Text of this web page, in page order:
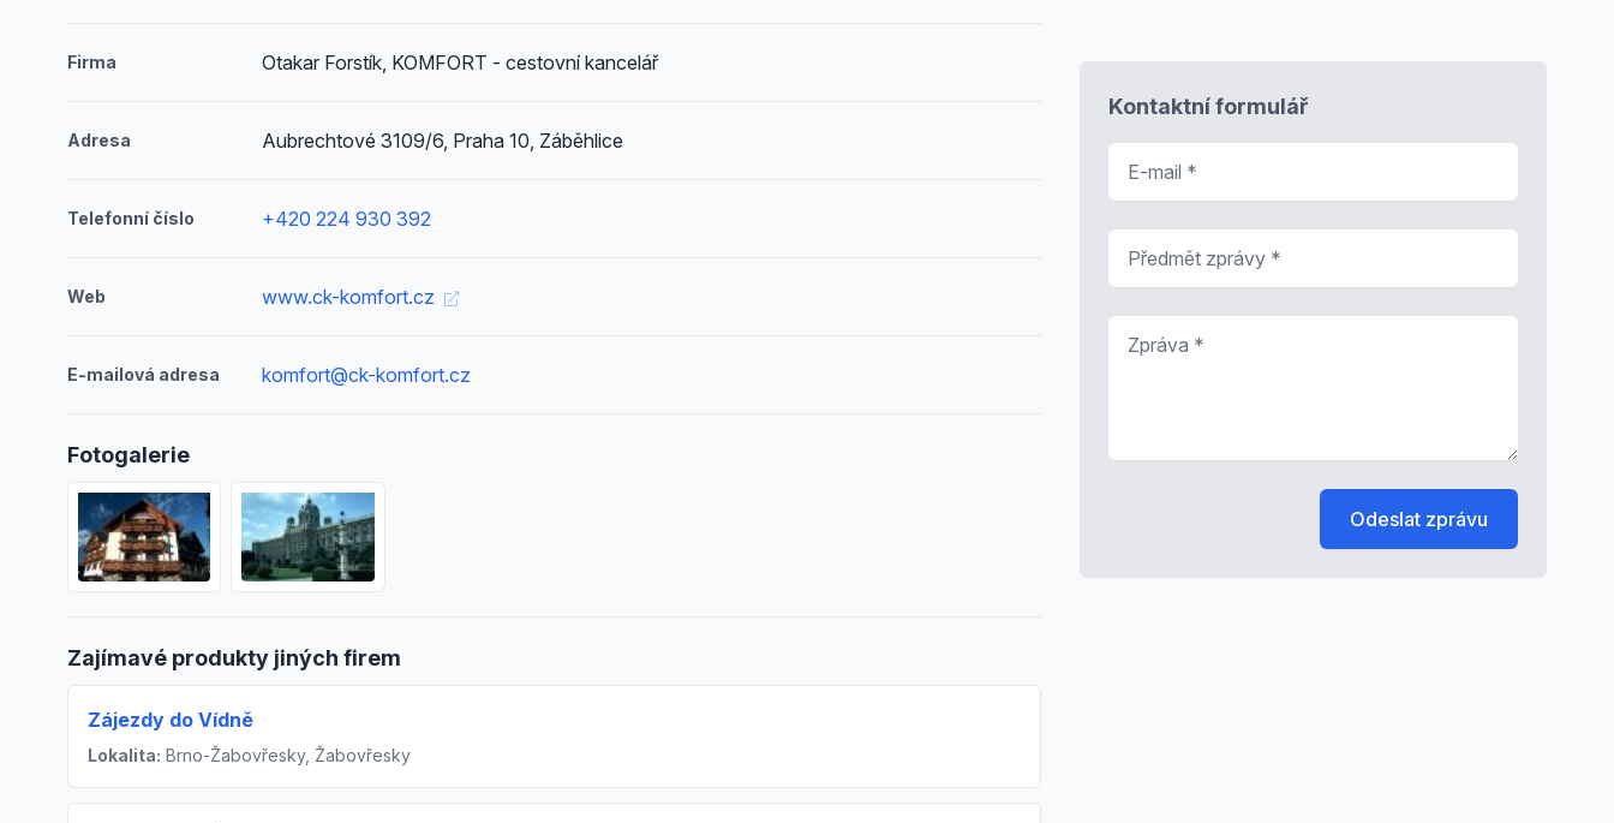
Firma Otakar Forstík, KOMFORT - cestovní kancelář
Adresa Aubrechtové 3109/6, Praha 10, Záběhlice
Telefonní číslo +420 224 930 392
Web www.ck-komfort.cz
E-mailová adresa komfort@ck-komfort.cz
Fotogalerie
Zajímavé produkty jiných firem
Zájezdy do Vídně
Lokalita: Brno-Žabovřesky, Žabovřesky
Kontaktní formulář
Odeslat zprávu